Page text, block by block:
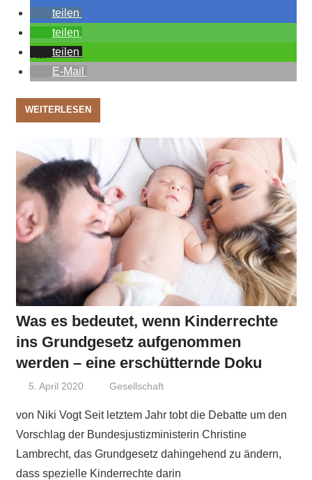
teilen
teilen
teilen
E-Mail
WEITERLESEN
Was es bedeutet, wenn Kinderrechte
ins Grundgesetz aufgenommen
werden – eine erschütternde Doku
5. April 2020 Niki Vogt
Gesellschaft
von Niki Vogt Seit letztem Jahr tobt die Debatte um den
Vorschlag der Bundesjustizministerin Christine
Lambrecht, das Grundgesetz dahingehend zu ändern,
dass spezielle Kinderrechte darin